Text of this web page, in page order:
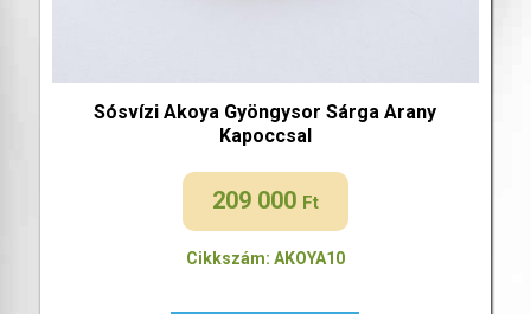
Sósvízi Akoya Gyöngysor Sárga Arany
Kapoccsal
209 000 Ft
Cikkszám: AKOYA10